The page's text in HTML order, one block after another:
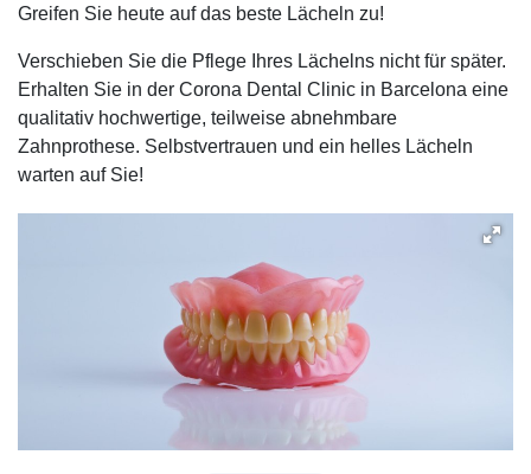
Greifen Sie heute auf das beste Lächeln zu!
Verschieben Sie die Pflege Ihres Lächelns nicht für später.
Erhalten Sie in der Corona Dental Clinic in Barcelona eine
qualitativ hochwertige, teilweise abnehmbare
Zahnprothese. Selbstvertrauen und ein helles Lächeln
warten auf Sie!